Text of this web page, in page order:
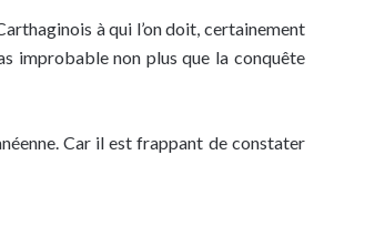
à qui l’on doit, certainement
improbable non plus que la conquête
Car il est frappant de constater